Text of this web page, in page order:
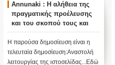
Annunaki : Η αλήθεια της
πραγματικής προέλευσης
και του σκοπού τους και
αναστολή λειτουργίας μας
....
Η παρούσα δημοσίευση είναι η
τελευταία δημοσίευση:Αναστολή
λειτουργίας της ιστοσελίδας...Εδώ